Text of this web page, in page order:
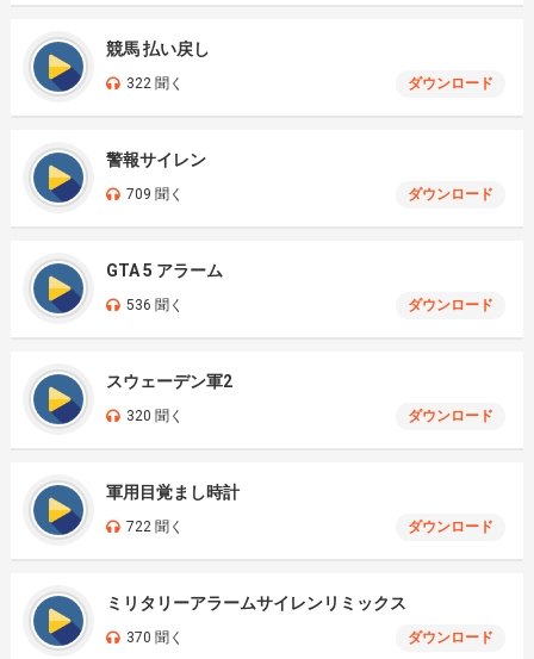
競馬 払い戻し
322 聞く ダウンロード
警報サイレン
709 聞く ダウンロード
GTA 5 アラーム
536 聞く ダウンロード
スウェーデン軍2
320 聞く ダウンロード
軍用目覚まし時計
722 聞く ダウンロード
ミリタリーアラームサイレンリミックス
370 聞く ダウンロード